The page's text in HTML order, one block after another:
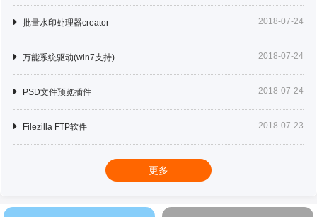
批量水印处理器creator 2018-07-24
万能系统驱动(win7支持) 2018-07-24
PSD文件预览插件 2018-07-24
Filezilla FTP软件 2018-07-23
更多